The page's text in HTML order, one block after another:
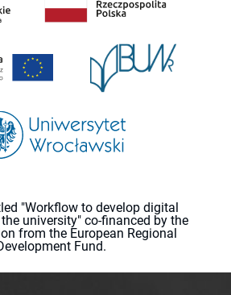
"Workflow to develop digital
university" co-financed by the
from the European Regional
Fund.